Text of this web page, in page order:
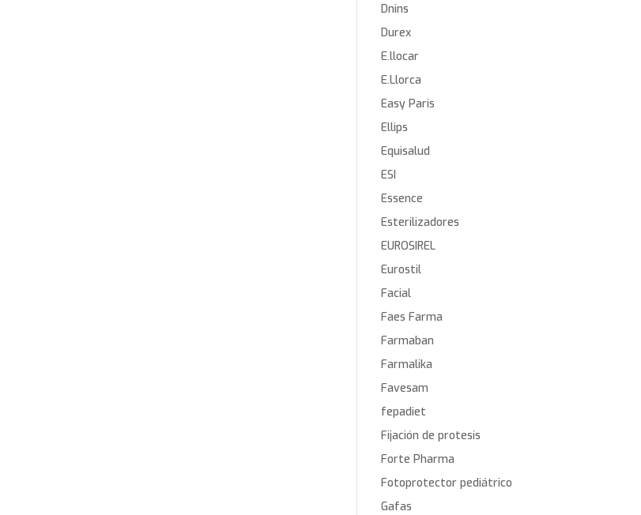
Dnins
Durex
E.llocar
E.Llorca
Easy Paris
Ellips
Equisalud
ESI
Essence
Esterilizadores
EUROSIREL
Eurostil
Facial
Faes Farma
Farmaban
Farmalika
Favesam
fepadiet
Fijación de protesis
Forte Pharma
Fotoprotector pediátrico
Gafas